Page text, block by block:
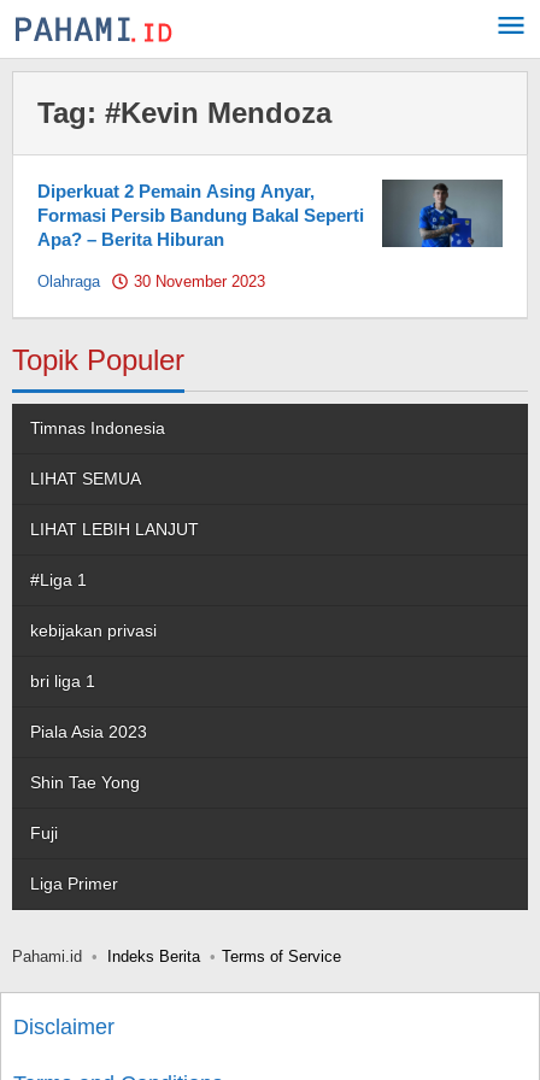
Skip
to
Tag: #Kevin Mendoza
Diperkuat 2 Pemain Asing Anyar,
Formasi Persib Bandung Bakal Seperti
Apa? – Berita Hiburan
Olahraga 30 November 2023
Topik Populer
Timnas Indonesia
LIHAT SEMUA
LIHAT LEBIH LANJUT
#Liga 1
kebijakan privasi
bri liga 1
Piala Asia 2023
Shin Tae Yong
Fuji
Liga Primer
Pahami.id Indeks Berita Terms of Service
Disclaimer